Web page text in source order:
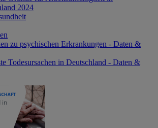
2024
zu psychischen Erkrankungen - Daten &
Todesursachen in Deutschland - Daten &